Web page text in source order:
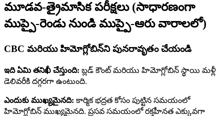
మూడవ-త్రైమాసిక పరీక్షలు (సాధారణంగా
ముప్పై-రెండు నుండి ముప్పై-ఆరు వారాలలో)
CBC మరియు హిమోగ్లోబిన్‌ని పునరావృతం చేయండి
ఇది ఏమి తనిఖీ చేస్తుంది: బ్లడ్ కౌంట్ మరియు హిమోగ్లోబిన్ స్థాయి మళ్లీ
డెలివరీకి దగ్గరగా ఉంటుంది.
ఎందుకు ముఖ్యమైనది: కార్మిక భద్రత కోసం పుట్టిన సమయంలో
హిమోగ్లోబిన్ ముఖ్యమైనది. ప్రసవ సమయంలో రక్తహీనత ఎక్కువగా